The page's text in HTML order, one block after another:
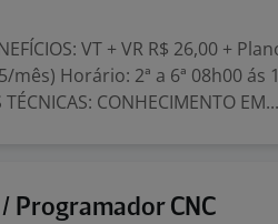
VT + VR R$ 26,00 +
mês) Horário: 2ª a 6ª 08h00 ás
CONHECIMENTO EM...
Programador CNC